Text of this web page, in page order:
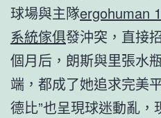
球場與主隊ergohuman
系統傢俱發沖突，直接
個月后，朗斯與里張水
端，都成了她追求完美
德比”也呈現球迷動亂，